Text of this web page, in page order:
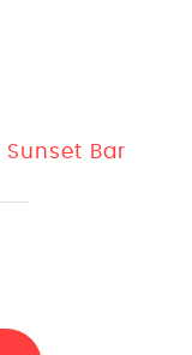
Sunset Bar